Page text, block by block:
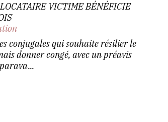
VICTIME BÉNÉFICIE
conjugales qui souhaite résilier le
donner congé, avec un préavis